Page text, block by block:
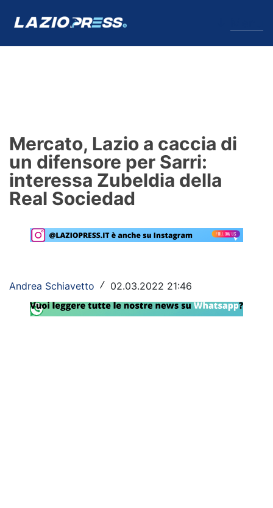
Formello
Infortuni
Primavera
Calciomercato
Rassegna Lazio
Social
Mercato, Lazio a caccia di
un difensore per Sarri:
interessa Zubeldia della
Real Sociedad
Andrea Schiavetto / 02.03.2022 21:46